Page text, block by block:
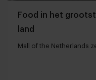
Food in het
land
Mall of the Netherlands